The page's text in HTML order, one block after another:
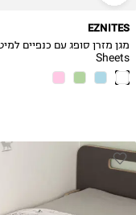
EZNITES
Sheets